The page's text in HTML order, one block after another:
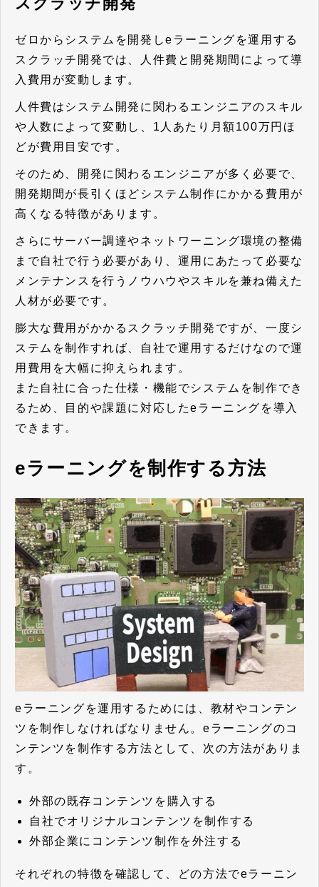
ゼロからシステムを開発しeラーニングを運用する
スクラッチ開発では、人件費と開発期間によって導
入費用が変動します。
人件費はシステム開発に関わるエンジニアのスキル
や人数によって変動し、1人あたり月額100万円ほ
どが費用目安です。
そのため、開発に関わるエンジニアが多く必要で、
開発期間が長引くほどシステム制作にかかる費用が
高くなる特徴があります。
さらにサーバー調達やネットワーニング環境の整備
まで自社で行う必要があり、運用にあたって必要な
メンテナンスを行うノウハウやスキルを兼ね備えた
人材が必要です。
膨大な費用がかかるスクラッチ開発ですが、一度シ
ステムを制作すれば、自社で運用するだけなので運
用費用を大幅に抑えられます。
また自社に合った仕様・機能でシステムを制作でき
るため、目的や課題に対応したeラーニングを導入
できます。
eラーニングを制作する方法
eラーニングを運用するためには、教材やコンテン
ツを制作しなければなりません。eラーニングのコ
ンテンツを制作する方法として、次の方法がありま
す。
外部の既存コンテンツを購入する
自社でオリジナルコンテンツを制作する
外部企業にコンテンツ制作を外注する
それぞれの特徴を確認して、どの方法でeラーニン